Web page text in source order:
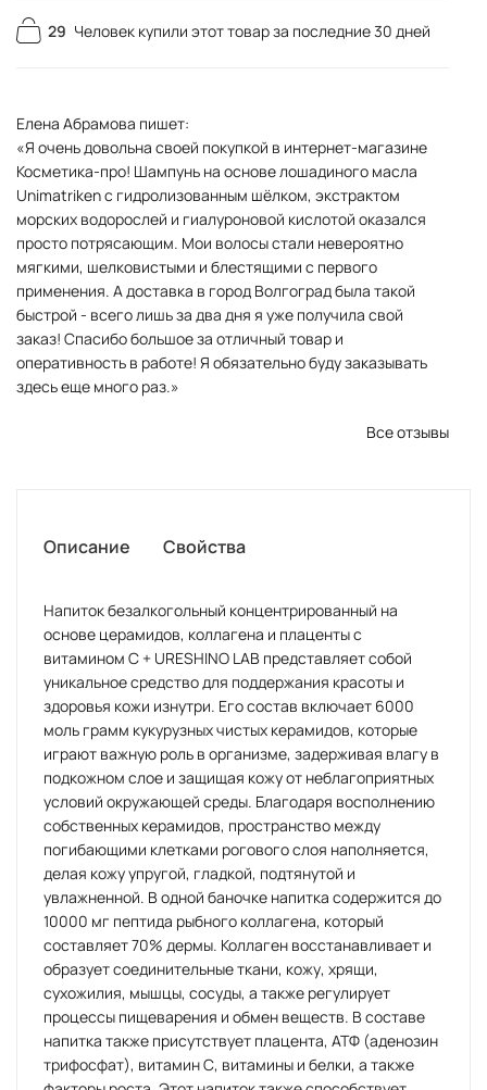
29 Человек купили этот товар за последние 30 дней
Елена Абрамова пишет:
«Я очень довольна своей покупкой в интернет-магазине
Косметика-про! Шампунь на основе лошадиного масла
Unimatriken с гидролизованным шёлком, экстрактом
морских водорослей и гиалуроновой кислотой оказался
просто потрясающим. Мои волосы стали невероятно
мягкими, шелковистыми и блестящими с первого
применения. А доставка в город Волгоград была такой
быстрой - всего лишь за два дня я уже получила свой
заказ! Спасибо большое за отличный товар и
оперативность в работе! Я обязательно буду заказывать
здесь еще много раз.»
Все отзывы
Описание Свойства
Напиток безалкогольный концентрированный на
основе церамидов, коллагена и плаценты с
витамином С + URESHINO LAB представляет собой
уникальное средство для поддержания красоты и
здоровья кожи изнутри. Его состав включает 6000
моль грамм кукурузных чистых керамидов, которые
играют важную роль в организме, задерживая влагу в
подкожном слое и защищая кожу от неблагоприятных
условий окружающей среды. Благодаря восполнению
собственных керамидов, пространство между
погибающими клетками рогового слоя наполняется,
делая кожу упругой, гладкой, подтянутой и
увлажненной. В одной баночке напитка содержится до
10000 мг пептида рыбного коллагена, который
составляет 70% дермы. Коллаген восстанавливает и
образует соединительные ткани, кожу, хрящи,
сухожилия, мышцы, сосуды, а также регулирует
процессы пищеварения и обмен веществ. В составе
напитка также присутствует плацента, АТФ (аденозин
трифосфат), витамин С, витамины и белки, а также